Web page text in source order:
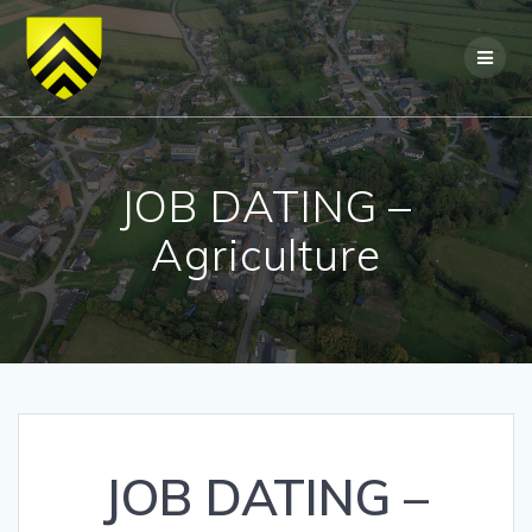
Skip
content
JOB DATING –
Agriculture
JOB DATING –